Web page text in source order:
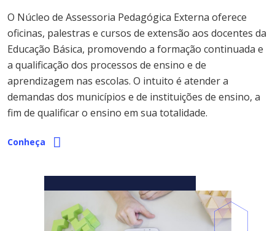
O Núcleo de Assessoria Pedagógica Externa oferece
oficinas, palestras e cursos de extensão aos docentes da
Educação Básica, promovendo a formação continuada e
a qualificação dos processos de ensino e de
aprendizagem nas escolas. O intuito é atender a
demandas dos municípios e de instituições de ensino, a
fim de qualificar o ensino em sua totalidade.
Conheça